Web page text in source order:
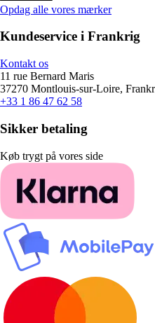
Opdag alle vores mærker
Kundeservice i Frankrig
Kontakt os
11 rue Bernard Maris
37270 Montlouis-sur-Loire,
+33 1 86 47 62 58
Sikker betaling
Køb trygt på vores side